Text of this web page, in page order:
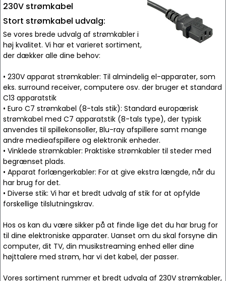
230V strømkabel
Stort strømkabel udvalg:
Se vores brede udvalg af strømkabler i
høj kvalitet. Vi har et varieret sortiment,
der dækker alle dine behov:
• 230V apparat strømkabler: Til almindelig el-apparater, som
eks. surround receiver, computere osv. der bruger et standard
C13 apparatstik
• Euro C7 strømkabel (8-tals stik): Standard europærisk
strømkabel med C7 apparatstik (8-tals type), der typisk
anvendes til spillekonsoller, Blu-ray afspillere samt mange
andre medieafspillere og elektronik enheder.
• Vinklede strømkabler: Praktiske strømkabler til steder med
begrænset plads.
• Apparat forlængerkabler: For at give ekstra længde, når du
har brug for det.
• Diverse stik: Vi har et bredt udvalg af stik for at opfylde
forskellige tilslutningskrav.
Hos os kan du være sikker på at finde lige det du har brug for
til dine elektroniske apparater. Uanset om du skal forsyne din
computer, dit TV, din musikstreaming enhed eller dine
højttalere med strøm, har vi det kabel, der passer.
Vores sortiment rummer et bredt udvalg af 230V strømkabler,